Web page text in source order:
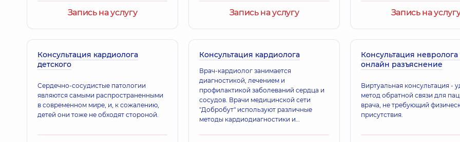
Запись на услугу Запись на услугу
"ДобробутЗапись на
Консультация кардиолога
детского
Сердечно-сосудистые патологии
являются самыми распространенными
в современном мире, и, к сожалению,
детей они тоже не обходят стороной.
Консультация кардиолога
Врач-кардиолог занимается
диагностикой, лечением и
профилактикой заболеваний сердца и
сосудов. Врачи медицинской сети
"Добробут" используют различные
методы кардиодиагностики и
Консультация невролога
онлайн разъяснение
Виртуальная консультация -
метод обратной связи для
врача, не требующий
присутствия.